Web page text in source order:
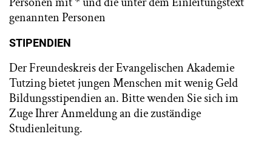
genannten Personen
STIPENDIEN
Der Freundeskreis der Evangelischen Akademie
Tutzing bietet jungen Menschen mit wenig Geld
Bildungsstipendien an. Bitte wenden Sie sich im
Zuge Ihrer Anmeldung an die zuständige
Studienleitung.